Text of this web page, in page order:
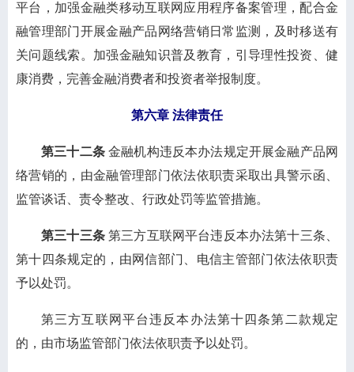
平台，加强金融类移动互联网应用程序备案管理，配合金
融管理部门开展金融产品网络营销日常监测，及时移送有
关问题线索。加强金融知识普及教育，引导理性投资、健
康消费，完善金融消费者和投资者举报制度。
第六章 法律责任
第三十二条金融机构违反本办法规定开展金融产品网
络营销的，由金融管理部门依法依职责采取出具警示函、
监管谈话、责令整改、行政处罚等监管措施。
第三十三条第三方互联网平台违反本办法第十三条、
第十四条规定的，由网信部门、电信主管部门依法依职责
予以处罚。
第三方互联网平台违反本办法第十四条第二款规定
的，由市场监管部门依法依职责予以处罚。